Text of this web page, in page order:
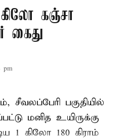
கஞ்சா
கைது
pm
சீவலப்பேரி பகுதியில்
மனித உயிருக்கு
1 கிலோ 180 கிராம்